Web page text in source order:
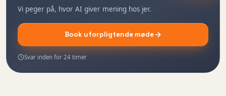
Vi peger på, hvor AI giver mening hos jer.
Book uforpligtende møde
Svar inden for 24 timer